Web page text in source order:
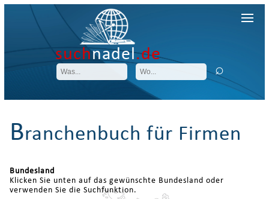
suchnadel.de
Branchenbuch für Firmen
Bundesland
Klicken Sie unten auf das gewünschte Bundesland oder
verwenden Sie die Suchfunktion.